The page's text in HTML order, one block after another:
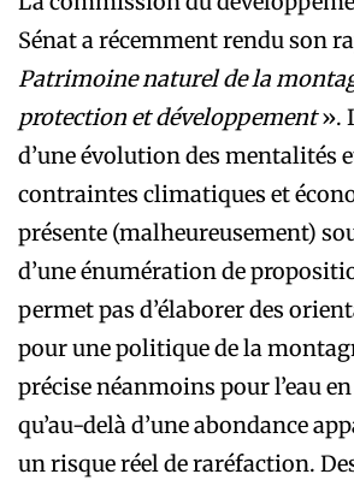
Sénat a récemment rendu son
Patrimoine naturel de la
protection et développement».
d’une évolution des mentalités
contraintes climatiques et
présente (malheureusement)
d’une énumération de
permet pas d’élaborer des
pour une politique de la
précise néanmoins pour l’eau
qu’au-delà d’une abondance
un risque réel de raréfaction.